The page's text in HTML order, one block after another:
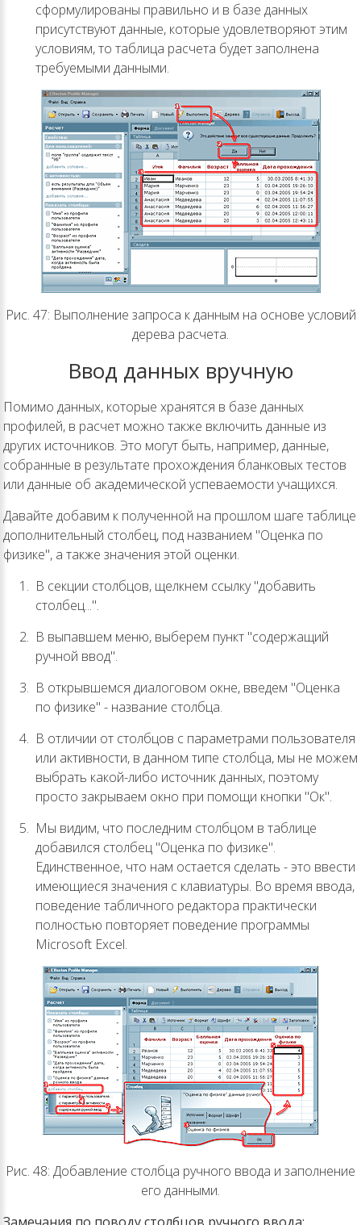
сформулированы правильно и в базе данных
присутствуют данные, которые удовлетворяют этим
условиям, то таблица расчета будет заполнена
требуемыми данными.
Рис. 47: Выполнение запроса к данным на основе условий
дерева расчета.
Ввод данных вручную
Помимо данных, которые хранятся в базе данных
профилей, в расчет можно также включить данные из
других источников. Это могут быть, например, данные,
собранные в результате прохождения бланковых тестов
или данные об академической успеваемости учащихся.
Давайте добавим к полученной на прошлом шаге таблице
дополнительный столбец, под названием "Оценка по
физике", а также значения этой оценки.
В секции столбцов, щелкнем ссылку "добавить
столбец...".
В выпавшем меню, выберем пункт "содержащий
ручной ввод".
В открывшемся диалоговом окне, введем "Оценка
по физике" - название столбца.
В отличии от столбцов с параметрами пользователя
или активности, в данном типе столбца, мы не можем
выбрать какой-либо источник данных, поэтому
просто закрываем окно при помощи кнопки "Ок".
Мы видим, что последним столбцом в таблице
добавился столбец "Оценка по физике".
Единственное, что нам остается сделать - это ввести
имеющиеся значения с клавиатуры. Во время ввода,
поведение табличного редактора практически
полностью повторяет поведение программы
Microsoft Excel.
Рис. 48: Добавление столбца ручного ввода и заполнение
его данными.